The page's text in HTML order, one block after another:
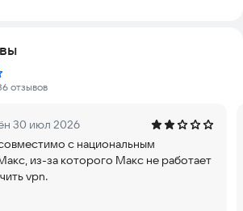
построенному по технологии
может управлять корпоративным
KNOX.
сервера.
симметричной криптографии и
связи, технология ViPNet
отзывов
30 июл 2026
с национальным
из-за которого Макс не работает
vpn.